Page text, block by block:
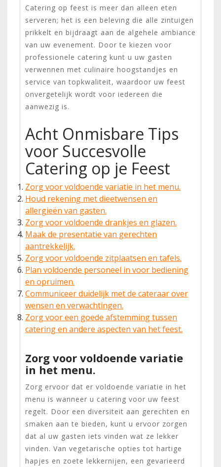
Catering op feest is meer dan alleen eten
serveren; het is een beleving die alle zintuigen
prikkelt en bijdraagt aan de algehele ambiance
van uw evenement. Door te kiezen voor
professionele catering kunt u uw gasten
verwennen met culinaire hoogstandjes en
service van topkwaliteit, waardoor uw feest
onvergetelijk wordt voor iedereen die
aanwezig is.
Acht Onmisbare Tips
voor Succesvolle
Catering op je Feest
Zorg voor voldoende variatie in het menu.
Houd rekening met dieetwensen en
allergieën van gasten.
Zorg voor voldoende drankjes en glazen.
Maak de presentatie van gerechten
aantrekkelijk.
Zorg voor voldoende zitplaatsen en tafels.
Plan voldoende personeel in voor bediening
en opruimen.
Communiceer duidelijk met de cateraar over
wensen en verwachtingen.
Zorg voor een goede afstemming tussen
catering en andere aspecten van het feest.
Zorg voor voldoende variatie
in het menu.
Zorg ervoor dat er voldoende variatie in het
menu is wanneer u catering voor uw feest
regelt. Door een diversiteit aan gerechten en
smaken aan te bieden, kunt u ervoor zorgen
dat al uw gasten iets vinden wat ze lekker
vinden. Van vegetarische opties tot hartige
hapjes en zoete lekkernijen, een gevarieerd